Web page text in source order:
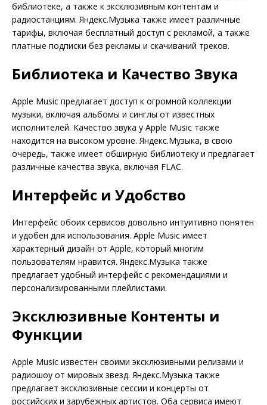
библиотеке, а также к эксклюзивным контентам и
радиостанциям. Яндекс.Музыка также имеет различные
тарифы, включая бесплатный доступ с рекламой, а также
платные подписки без рекламы и скачиваний треков.
Библиотека и Качество Звука
Apple Music предлагает доступ к огромной коллекции
музыки, включая альбомы и синглы от известных
исполнителей. Качество звука у Apple Music также
находится на высоком уровне. Яндекс.Музыка, в свою
очередь, также имеет обширную библиотеку и предлагает
различные качества звука, включая FLAC.
Интерфейс и Удобство
Интерфейс обоих сервисов довольно интуитивно понятен
и удобен для использования. Apple Music имеет
характерный дизайн от Apple, который многим
пользователям нравится. Яндекс.Музыка также
предлагает удобный интерфейс с рекомендациями и
персонализированными плейлистами.
Эксклюзивные Контенты и
Функции
Apple Music известен своими эксклюзивными релизами и
радиошоу от мировых звезд. Яндекс.Музыка также
предлагает эксклюзивные сессии и концерты от
российских и зарубежных артистов. Оба сервиса имеют